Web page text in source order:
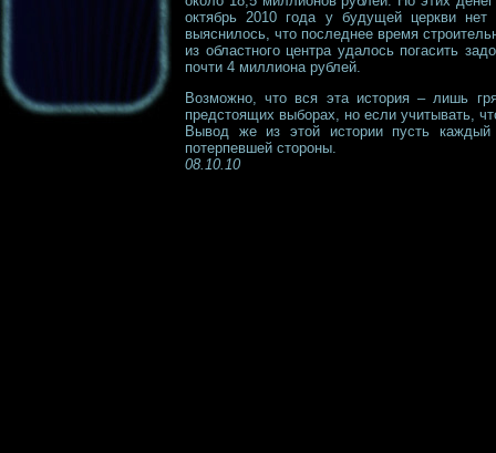
октябрь 2010 года у будущей церкви
выяснилось, что последнее время
из областного центра удалось погасить
почти 4 миллиона рублей.
Возможно, что вся эта история – лишь
предстоящих выборах, но если учитывать,
Вывод же из этой истории пусть
потерпевшей стороны.
08.10.10